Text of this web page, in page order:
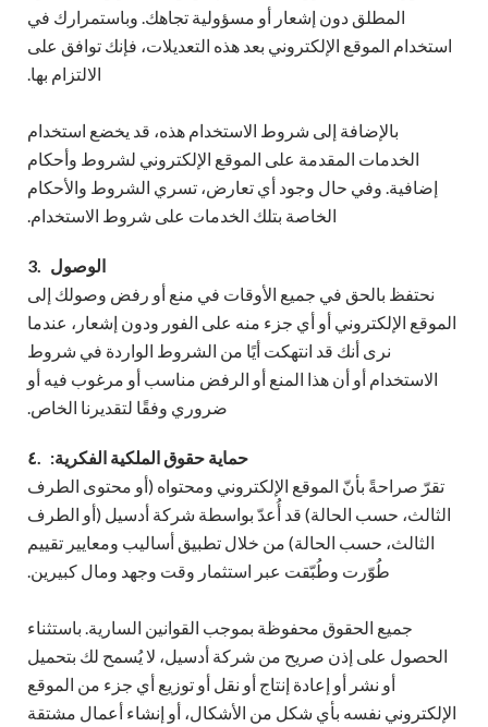
المطلق دون إشعار أو مسؤولية تجاهك. وباستمرارك في
استخدام الموقع الإلكتروني بعد هذه التعديلات، فإنك توافق على
الالتزام بها.
بالإضافة إلى شروط الاستخدام هذه، قد يخضع استخدام
الخدمات المقدمة على الموقع الإلكتروني لشروط وأحكام
إضافية. وفي حال وجود أي تعارض، تسري الشروط والأحكام
الخاصة بتلك الخدمات على شروط الاستخدام.
3. الوصول
نحتفظ بالحق في جميع الأوقات في منع أو رفض وصولك إلى
الموقع الإلكتروني أو أي جزء منه على الفور ودون إشعار، عندما
نرى أنك قد انتهكت أيًا من الشروط الواردة في شروط
الاستخدام أو أن هذا المنع أو الرفض مناسب أو مرغوب فيه أو
ضروري وفقًا لتقديرنا الخاص.
٤. حماية حقوق الملكية الفكرية:
تقرّ صراحةً بأنّ الموقع الإلكتروني ومحتواه (أو محتوى الطرف
الثالث، حسب الحالة) قد أُعدّ بواسطة شركة أدسيل (أو الطرف
الثالث، حسب الحالة) من خلال تطبيق أساليب ومعايير تقييم
طُوّرت وطُبّقت عبر استثمار وقت وجهد ومال كبيرين.
جميع الحقوق محفوظة بموجب القوانين السارية. باستثناء
الحصول على إذن صريح من شركة أدسيل، لا يُسمح لك بتحميل
أو نشر أو إعادة إنتاج أو نقل أو توزيع أي جزء من الموقع
الإلكتروني نفسه بأي شكل من الأشكال، أو إنشاء أعمال مشتقة